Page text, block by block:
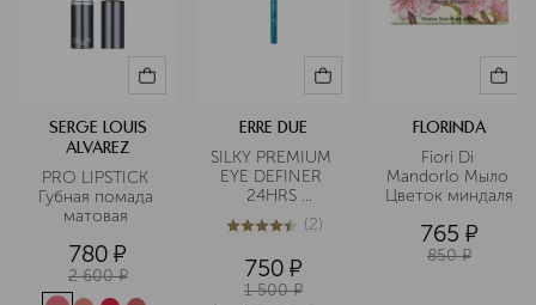
SERGE LOUIS
ALVAREZ
PRO LIPSTICK
Губная помада
780 ¤
2 600 ¤
ERRE DUE
SILKY PREMIUM
EYE DEFINER
24HRS
Карандаш для
глаз стойкий
4.5из52 (2)
750 ¤
1 500 ¤
FLORINDA
Fiori Di
Mandorlo Мыло
Цветок миндаля
765 ¤
850 ¤